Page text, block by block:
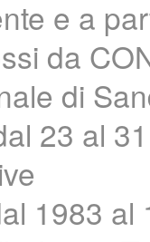
e a
da
di
23 al
1983